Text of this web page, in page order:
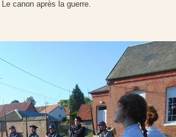
Le canon après la guerre.